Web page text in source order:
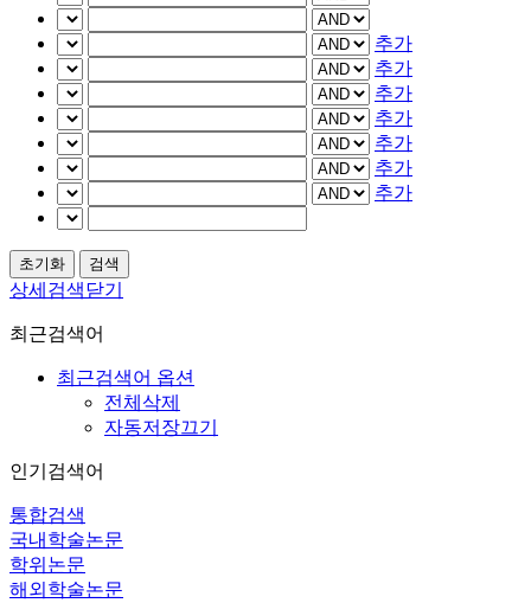
추가
추가
추가
추가
추가
추가
추가
상세검색닫기
최근검색어
최근검색어 옵션
전체삭제
자동저장끄기
인기검색어
통합검색
국내학술논문
학위논문
해외학술논문